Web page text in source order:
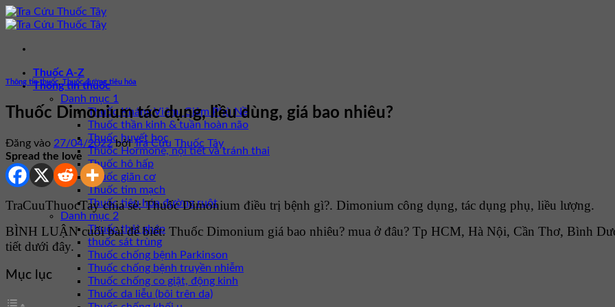
Bỏ
qua
dung
Thuốc A-Z
Thông tin thuốc
Danh mục 1
Thuốc Kháng Viêm, Giảm Phù Nề
Thuốc thần kinh & tuần hoàn não
Thuốc huyết học
Thuốc Hormone, nội tiết và tránh thai
Thuốc hô hấp
Thuốc giãn cơ
Thuốc tim mạch
Thuốc tiêu hóa đường ruột
Danh mục 2
Thuốc thải ghép
thuốc sát trùng
Thuốc chống bệnh Parkinson
Thuốc chống bệnh truyền nhiễm
Thuốc chống co giật, động kinh
Thuốc da liễu (bôi trên da)
Thông tin thuốc Thuốc đường tiêu hóa
Thuốc Dimonium tác dụng, liều dùng, giá bao nhiêu?
Đăng vào 27/04/2022 bởiTra Cứu Thuốc Tây
Spread the love
TraCuuThuocTay chia sẻ: Thuốc Dimonium điều trị bệnh gì?. Dimonium công dụng, tác dụng phụ, liều lượng.
BÌNH LUẬN cuối bài để biết: Thuốc Dimonium giá bao nhiêu? mua ở đâu? Tp HCM, Hà Nội, Cần Thơ, Bình
tiết dưới đây.
Mục lục